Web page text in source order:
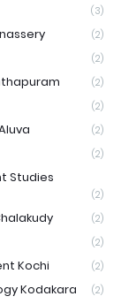
(3)
(2)
(2)
(2)
(2)
(2)
(2)
Studies
(2)
(2)
(2)
Kochi (2)
Kodakara (2)